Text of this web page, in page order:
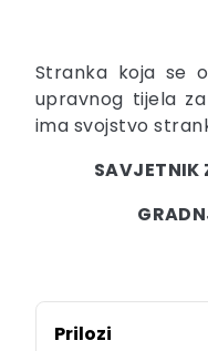
Stranka koja se
upravnog tijela
ima svojstvo
SAVJETNIK
Prilozi